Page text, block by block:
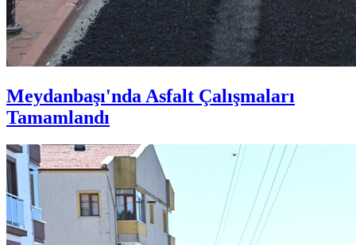
Meydanbaşı'nda Asfalt Çalışmaları
Tamamlandı